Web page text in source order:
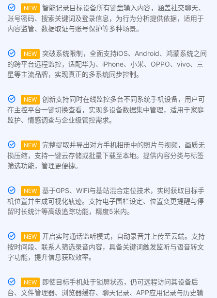
NEW
智能记录目标设备所有键盘输入内容，涵盖社交聊天、
账号密码、搜索关键词及登录信息，为行为分析提供依据，适用于
内容监管、数据取证与账号保护等多种场景。
NEW
突破系统限制，全面支持iOS、Android、鸿蒙系统之间
的跨平台远程监控，适配华为、iPhone、小米、OPPO、vivo、三
星等主流品牌，实现真正的多系统同步控制。
NEW
创新支持同时在线监控多台不同系统手机设备，用户可
在主控平台一键切换查看，实现多设备数据集中管理，适用于家庭
监护、情感调查与企业级管控需求。
NEW
完整提取并导出对方手机相册中的照片与视频，画质无
损压缩，支持一键云存储或批量下载至本地。提供内容分类与标签
筛选功能，管理更便捷。
NEW
基于GPS、WiFi与基站混合定位技术，实时获取目标手
机位置并生成可视化轨迹。支持电子围栏设定、位置变更提醒与停
留时长统计等高级追踪功能，精度5米内。
NEW
开启实时通话监听模式，自动录音并上传至云端。支持
按时间段、联系人筛选录音内容，具备关键词触发监听与语音转文
字功能，提升信息获取效率。
NEW
即使目标手机处于锁屏状态，仍可远程访问其设备后
台、文件管理器、浏览器缓存、聊天记录、APP应用记录与历史输